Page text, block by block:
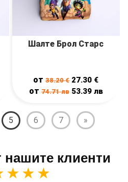
Шалте Брол Старс
от38.20€ 27.30 €
от 74.71лв 53.39 лв
5 6 7 »
нашите клиенти